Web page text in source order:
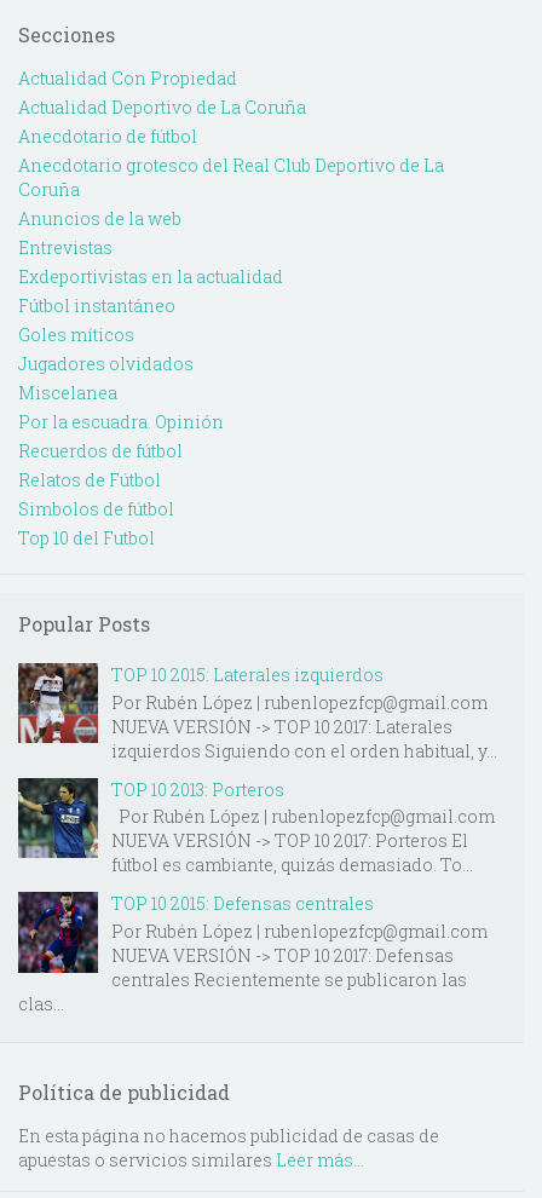
Secciones
Actualidad Con Propiedad
Actualidad Deportivo de La Coruña
Anecdotario de fútbol
Anecdotario grotesco del Real Club Deportivo de La
Coruña
Anuncios de la web
Entrevistas
Exdeportivistas en la actualidad
Fútbol instantáneo
Goles míticos
Jugadores olvidados
Miscelanea
Por la escuadra. Opinión
Recuerdos de fútbol
Relatos de Fútbol
Simbolos de fútbol
Top 10 del Futbol
Popular Posts
TOP 10 2015: Laterales izquierdos
Por Rubén López | rubenlopezfcp@gmail.com
NUEVA VERSIÓN -> TOP 10 2017: Laterales
izquierdos Siguiendo con el orden habitual, y...
TOP 10 2013: Porteros
Por Rubén López | rubenlopezfcp@gmail.com
NUEVA VERSIÓN -> TOP 10 2017: Porteros El
fútbol es cambiante, quizás demasiado. To...
TOP 10 2015: Defensas centrales
Por Rubén López | rubenlopezfcp@gmail.com
NUEVA VERSIÓN -> TOP 10 2017: Defensas
centrales Recientemente se publicaron las
clas...
Política de publicidad
En esta página no hacemos publicidad de casas de
apuestas o servicios similares Leer más...